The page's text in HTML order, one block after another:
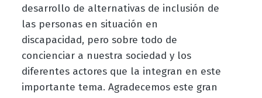
desarrollo de alternativas de inclusión de
las personas en situación en
discapacidad, pero sobre todo de
concienciar a nuestra sociedad y los
diferentes actores que la integran en este
importante tema. Agradecemos este gran